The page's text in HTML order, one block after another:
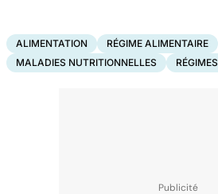
ALIMENTATION RÉGIME ALIMENTAIRE
MALADIES NUTRITIONNELLES
RÉGIMES